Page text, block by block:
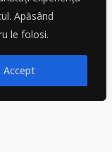
Apăsând
le folosi.
Accept
în drumul pe care îl
a primei promoții